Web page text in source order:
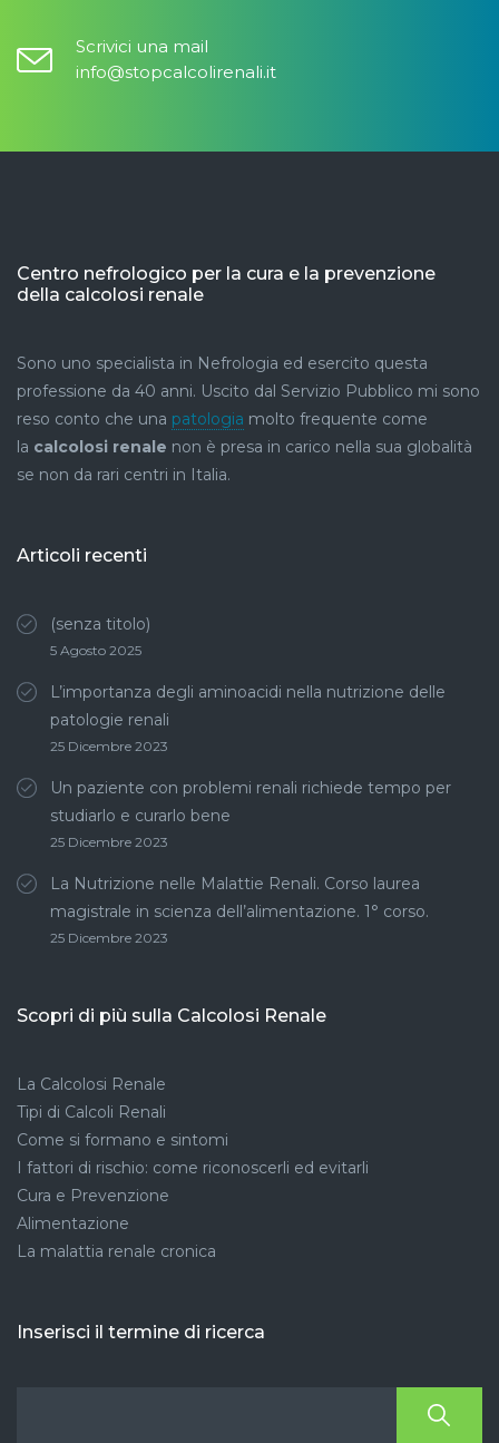
Scrivici una mail
info@stopcalcolirenali.it
Centro nefrologico per la cura e la prevenzione
della calcolosi renale
Sono uno specialista in Nefrologia ed esercito questa
professione da 40 anni. Uscito dal Servizio Pubblico mi sono
reso conto che una patologia molto frequente come
la calcolosi renale non è presa in carico nella sua globalità
se non da rari centri in Italia.
Articoli recenti
(senza titolo)
5 Agosto 2025
L’importanza degli aminoacidi nella nutrizione delle
patologie renali
25 Dicembre 2023
Un paziente con problemi renali richiede tempo per
studiarlo e curarlo bene
25 Dicembre 2023
La Nutrizione nelle Malattie Renali. Corso laurea
magistrale in scienza dell’alimentazione. 1° corso.
25 Dicembre 2023
Scopri di più sulla Calcolosi Renale
La Calcolosi Renale
Tipi di Calcoli Renali
Come si formano e sintomi
I fattori di rischio: come riconoscerli ed evitarli
Cura e Prevenzione
Alimentazione
La malattia renale cronica
Inserisci il termine di ricerca